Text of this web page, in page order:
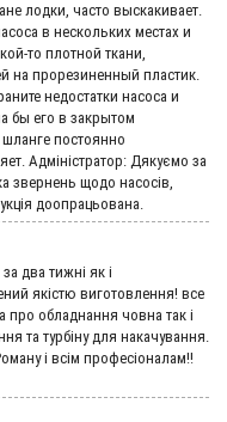
лодки, часто выскакивает.
в нескольких местах и
то плотной ткани,
на прорезиненный пластик.
недостатки насоса и
бы его в закрытом
шланге постоянно
Адмiнiстратор: Дякуємо за
звернень щодо насосів,
доопрацьована.
два тижні як і
якістю виготовлення! все
обладнання човна так і
та турбіну для накачування.
і всім професіоналам!!